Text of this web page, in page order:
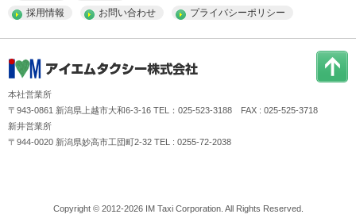
採用情報 お問い合わせ プライバシーポリシー
本社営業所
〒943-0861 新潟県上越市大和6-3-16 TEL：025-523-3188 FAX : 025-525-3718
新井営業所
〒944-0020 新潟県妙高市工団町2-32 TEL : 0255-72-2038
Copyright © 2012-2026 IM Taxi Corporation. All Rights Reserved.